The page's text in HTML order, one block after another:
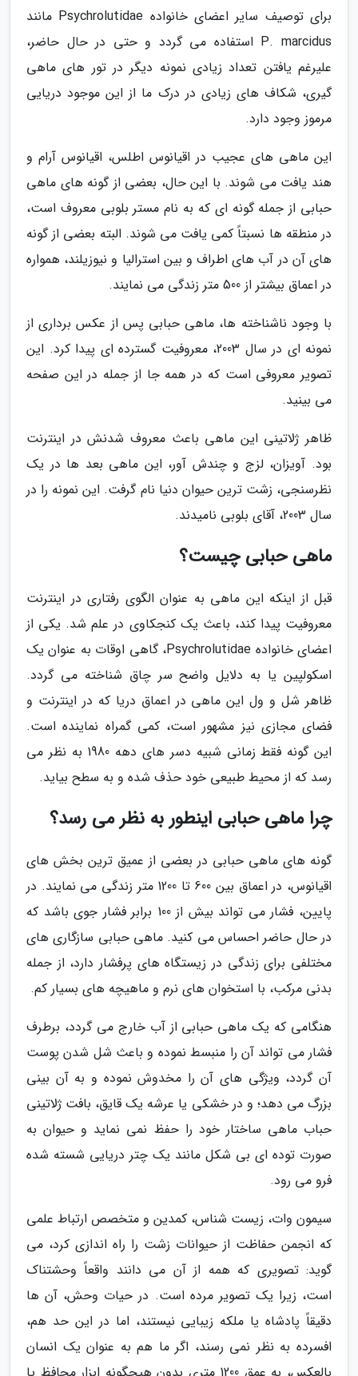
برای توصیف سایر اعضای خانواده Psychrolutidae مانند
P. marcidus استفاده می گردد و حتی در حال حاضر،
علیرغم یافتن تعداد زیادی نمونه دیگر در تور های ماهی
گیری، شکاف های زیادی در درک ما از این موجود دریایی
مرموز وجود دارد.
این ماهی های عجیب در اقیانوس اطلس، اقیانوس آرام و
هند یافت می شوند. با این حال، بعضی از گونه های ماهی
حبابی از جمله گونه ای که به نام مستر بلوبی معروف است،
در منطقه ها نسبتاً کمی یافت می شوند. البته بعضی از گونه
های آن در آب های اطراف و بین استرالیا و نیوزیلند، همواره
در اعماق بیشتر از 500 متر زندگی می نمایند.
با وجود ناشناخته ها، ماهی حبابی پس از عکس برداری از
نمونه ای در سال 2003، معروفیت گسترده ای پیدا کرد. این
تصویر معروفی است که در همه جا از جمله در این صفحه
می بینید.
ظاهر ژلاتینی این ماهی باعث معروف شدنش در اینترنت
بود. آویزان، لزج و چندش آور، این ماهی بعد ها در یک
نظرسنجی، زشت ترین حیوان دنیا نام گرفت. این نمونه را در
سال 2003، آقای بلوبی نامیدند.
ماهی حبابی چیست؟
قبل از اینکه این ماهی به عنوان الگوی رفتاری در اینترنت
معروفیت پیدا کند، باعث یک کنجکاوی در علم شد. یکی از
اعضای خانواده Psychrolutidae، گاهی اوقات به عنوان یک
اسکولپین یا به دلایل واضح سر چاق شناخته می گردد.
ظاهر شل و ول این ماهی در اعماق دریا که در اینترنت و
فضای مجازی نیز مشهور است، کمی گمراه نماینده است.
این گونه فقط زمانی شبیه دسر های دهه 1980 به نظر می
رسد که از محیط طبیعی خود حذف شده و به سطح بیاید.
چرا ماهی حبابی اینطور به نظر می رسد؟
گونه های ماهی حبابی در بعضی از عمیق ترین بخش های
اقیانوس، در اعماق بین 600 تا 1200 متر زندگی می نمایند. در
پایین، فشار می تواند بیش از 100 برابر فشار جوی باشد که
در حال حاضر احساس می کنید. ماهی حبابی سازگاری های
مختلفی برای زندگی در زیستگاه های پرفشار دارد، از جمله
بدنی مرکب، با استخوان های نرم و ماهیچه های بسیار کم.
هنگامی که یک ماهی حبابی از آب خارج می گردد، برطرف
فشار می تواند آن را منبسط نموده و باعث شل شدن پوست
آن گردد، ویژگی های آن را مخدوش نموده و به آن بینی
بزرگ می دهد؛ و در خشکی یا عرشه یک قایق، بافت ژلاتینی
حباب ماهی ساختار خود را حفظ نمی نماید و حیوان به
صورت توده ای بی شکل مانند یک چتر دریایی شسته شده
فرو می رود.
سیمون وات، زیست شناس، کمدین و متخصص ارتباط علمی
که انجمن حفاظت از حیوانات زشت را راه اندازی کرد، می
گوید: تصویری که همه از آن می دانند واقعاً وحشتناک
است، زیرا یک تصویر مرده است. در حیات وحش، آن ها
دقیقاً پادشاه یا ملکه زیبایی نیستند، اما در این حد هم،
افسرده به نظر نمی رسند، اگر ما هم به عنوان یک انسان